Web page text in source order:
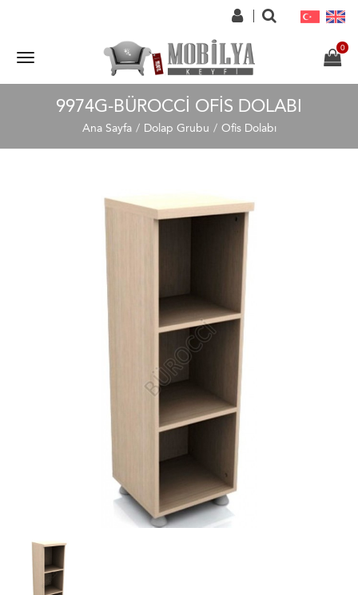
9974G-BÜROCCI OFIS DOLABI
Ana Sayfa Dolap Grubu Ofis Dolabı